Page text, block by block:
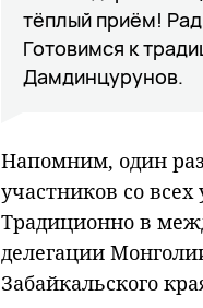
тёплый приём!
Готовимся к
Дамдинцурунов.
Напомним, один раз
участников со
Традиционно в
делегации
Забайкальского